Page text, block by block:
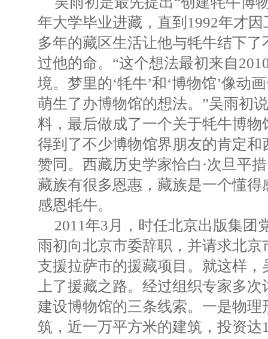
年大学毕业进藏，直到1992年才
多年的藏区生活让他与牦牛结下
过他的命。“这个想法最初来自
境。梦里的‘牦牛’和‘博物馆’像动
萌生了办博物馆的想法。”吴雨初
料，最后做成了一个关于牦牛博物
得到了不少博物馆界朋友的肯定
赞同。西藏历史学家恰白·次旦平
藏族有很多恩惠，藏族是一个懂
感恩牦牛。
2011年3月，时任北京出版集团
雨初向北京市委辞职，并请求北
支援拉萨市的援藏项目。就这样，
上了援藏之路。经过组织专家多
建设博物馆的三条线索。一是物
筑，近一万平方米的建筑，投资